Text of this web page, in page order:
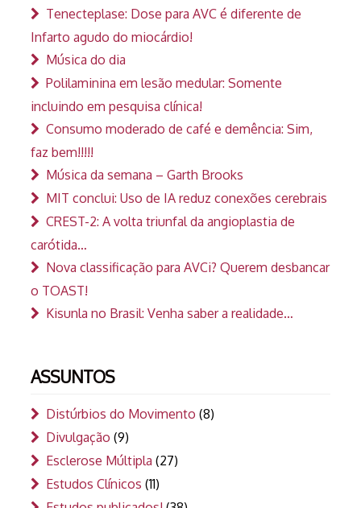
Tenecteplase: Dose para AVC é diferente de
Infarto agudo do miocárdio!
Música do dia
Polilaminina em lesão medular: Somente
incluindo em pesquisa clínica!
Consumo moderado de café e demência: Sim,
faz bem!!!!!
Música da semana – Garth Brooks
MIT conclui: Uso de IA reduz conexões cerebrais
CREST-2: A volta triunfal da angioplastia de
carótida…
Nova classificação para AVCi? Querem desbancar
o TOAST!
Kisunla no Brasil: Venha saber a realidade…
ASSUNTOS
Distúrbios do Movimento (8)
Divulgação (9)
Esclerose Múltipla (27)
Estudos Clínicos (11)